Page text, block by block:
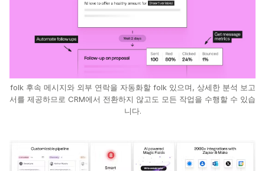
folk 후속 메시지와 외부 연락을 자동화할 folk 있으며, 상세한 분석 보고
서를 제공하므로 CRM에서 전환하지 않고도 모든 작업을 수행할 수 있습
니다.